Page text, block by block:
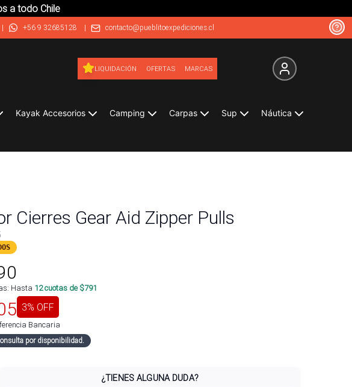
a todo Chile
+56 9 32685128 | contacto@pueblitoexpediciones.cl
LIQUIDACIÓN OFERTAS MARCAS
Kayak Accesorios Camping Carpas Sup Náutica
Cierres Gear Aid Zipper Pulls
Hasta 12cuotas de $791
3% OFF
Bancaria
por disponibilidad.
¿TIENES ALGUNA DUDA?